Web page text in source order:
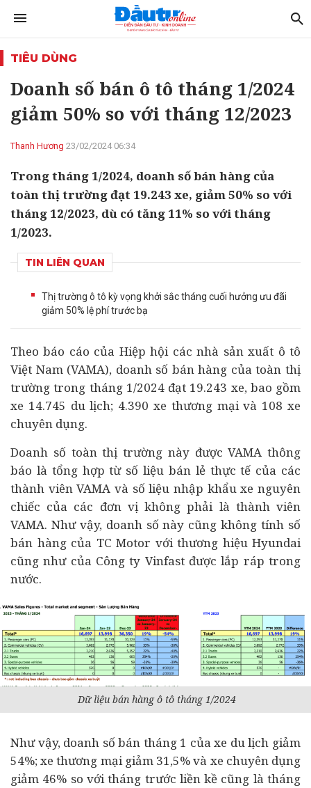
TIÊU DÙNG
Doanh số bán ô tô tháng 1/2024
giảm 50% so với tháng 12/2023
Thanh Hương 23/02/2024 06:34
Trong tháng 1/2024, doanh số bán hàng của
toàn thị trường đạt 19.243 xe, giảm 50% so với
tháng 12/2023, dù có tăng 11% so với tháng
1/2023.
TIN LIÊN QUAN
Thị trường ô tô kỳ vọng khởi sắc tháng cuối hưởng ưu đãi
giảm 50% lệ phí trước bạ
Theo báo cáo của Hiệp hội các nhà sản xuất ô tô
Việt Nam (VAMA), doanh số bán hàng của toàn thị
trường trong tháng 1/2024 đạt 19.243 xe, bao gồm
xe 14.745 du lịch; 4.390 xe thương mại và 108 xe
chuyên dụng.
Doanh số toàn thị trường này được VAMA thông
báo là tổng hợp từ số liệu bán lẻ thực tế của các
thành viên VAMA và số liệu nhập khẩu xe nguyên
chiếc của các đơn vị không phải là thành viên
VAMA. Như vậy, doanh số này cũng không tính số
bán hàng của TC Motor với thương hiệu Hyundai
cũng như của Công ty Vinfast được lắp ráp trong
nước.
Dữ liệu bán hàng ô tô tháng 1/2024
Như vậy, doanh số bán tháng 1 của xe du lịch giảm
54%; xe thương mại giảm 31,5% và xe chuyên dụng
giảm 46% so với tháng trước liền kề cũng là tháng